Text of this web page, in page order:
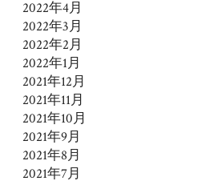
2022年4月
2022年3月
2022年2月
2022年1月
2021年12月
2021年11月
2021年10月
2021年9月
2021年8月
2021年7月